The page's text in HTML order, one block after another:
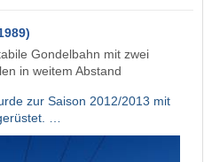
Gondelbahn mit zwei
in weitem Abstand
zur Saison 2012/2013 mit
…